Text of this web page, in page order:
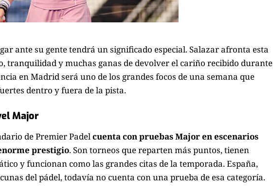
ante su gente tendrá un significado especial. Salazar afronta esta
tranquilidad y muchas ganas de devolver el cariño recibido durante
en Madrid será uno de los grandes focos de una semana que
dentro y fuera de la pista.
Major
de Premier Padelcuenta con pruebas Major en escenarios
prestigio. Son torneos que reparten más puntos, tienen
y funcionan como las grandes citas de la temporada. España,
del pádel, todavía no cuenta con una prueba de esa categoría.